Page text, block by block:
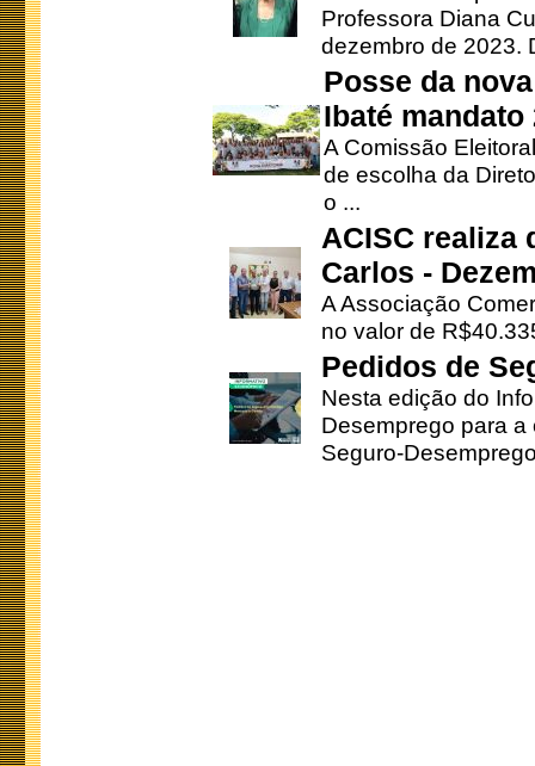
Professora Diana
dezembro de 2023.
Posse da
Ibaté mandato
A Comissão
de escolha da
o ...
ACISC realiza
Carlos -
A Associação
no valor de
Pedidos de
Nesta edição do
Desemprego para
Seguro-